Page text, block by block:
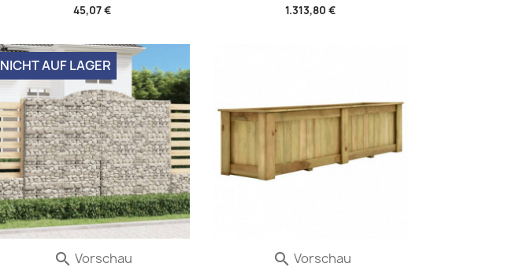
45,07 € 1.313,80 €
NICHT AUF LAGER
 Vorschau  Vorschau